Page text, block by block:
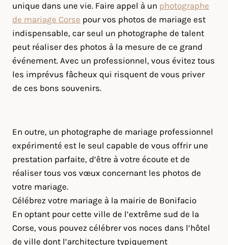
unique dans une vie. Faire appel à un photographe
de mariage Corse pour vos photos de mariage est
indispensable, car seul un photographe de talent
peut réaliser des photos à la mesure de ce grand
événement. Avec un professionnel, vous évitez tous
les imprévus fâcheux qui risquent de vous priver
de ces bons souvenirs.
En outre, un photographe de mariage professionnel
expérimenté est le seul capable de vous offrir une
prestation parfaite, d’être à votre écoute et de
réaliser tous vos vœux concernant les photos de
votre mariage.
Célébrez votre mariage à la mairie de Bonifacio
En optant pour cette ville de l’extrême sud de la
Corse, vous pouvez célébrer vos noces dans l’hôtel
de ville dont l’architecture typiquement